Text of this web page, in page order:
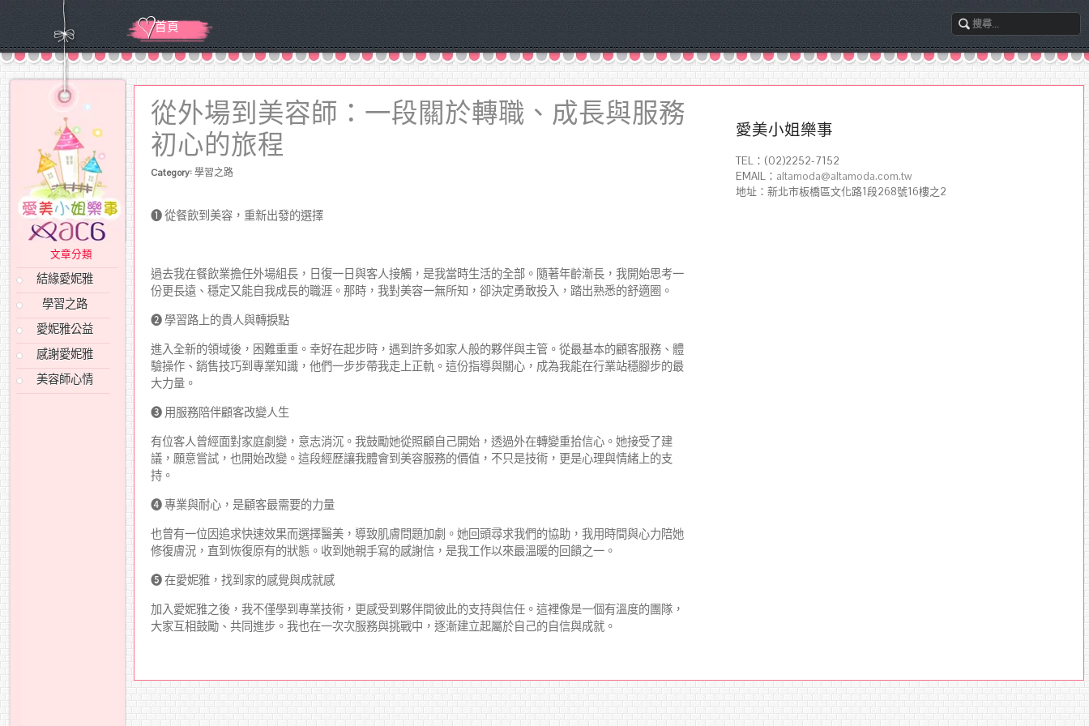
首頁
從外場到美容師：一段關於轉職、成長與服務
初心的旅程
Category: 學習之路
➊ 從餐飲到美容，重新出發的選擇
過去我在餐飲業擔任外場組長，日復一日與客人接觸，是我當時生活的全部。隨著年齡漸長，我開始思考一
份更長遠、穩定又能自我成長的職涯。那時，我對美容一無所知，卻決定勇敢投入，踏出熟悉的舒適圈。
➋ 學習路上的貴人與轉捩點
進入全新的領域後，困難重重。幸好在起步時，遇到許多如家人般的夥伴與主管。從最基本的顧客服務、體
驗操作、銷售技巧到專業知識，他們一步步帶我走上正軌。這份指導與關心，成為我能在行業站穩腳步的最
大力量。
➌ 用服務陪伴顧客改變人生
有位客人曾經面對家庭劇變，意志消沉。我鼓勵她從照顧自己開始，透過外在轉變重拾信心。她接受了建
議，願意嘗試，也開始改變。這段經歷讓我體會到美容服務的價值，不只是技術，更是心理與情緒上的支
持。
➍ 專業與耐心，是顧客最需要的力量
也曾有一位因追求快速效果而選擇醫美，導致肌膚問題加劇。她回頭尋求我們的協助，我用時間與心力陪她
修復膚況，直到恢復原有的狀態。收到她親手寫的感謝信，是我工作以來最溫暖的回饋之一。
➎ 在愛妮雅，找到家的感覺與成就感
加入愛妮雅之後，我不僅學到專業技術，更感受到夥伴間彼此的支持與信任。這裡像是一個有溫度的團隊，
大家互相鼓勵、共同進步。我也在一次次服務與挑戰中，逐漸建立起屬於自己的自信與成就。
愛美小姐樂事
TEL：(02)2252-7152
EMAIL： altamoda@altamoda.com.tw
地址：新北市板橋區文化路1段268號16樓之2
文章分類
結緣愛妮雅
學習之路
愛妮雅公益
感謝愛妮雅
美容師心情